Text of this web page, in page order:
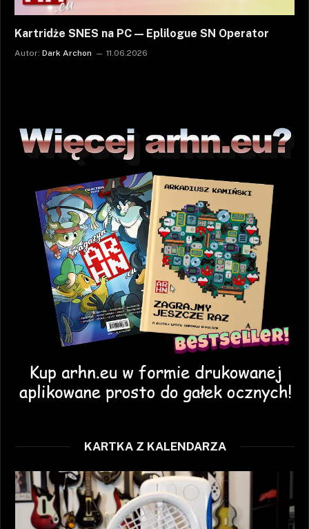
Kartridże SNES na PC — Eplilogue SN Operator
Autor: Dark Archon 11.06.2026
KARTKA Z KALENDARZA